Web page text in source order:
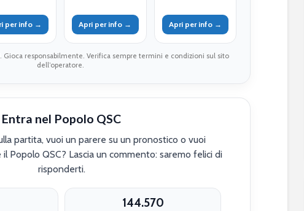
per info → Apri per info → Apri per info →
responsabilmente. Verifica sempre termini e condizioni sul sito
dell’operatore.
Entra nel Popolo QSC
partita, vuoi un parere su un pronostico o vuoi
Popolo QSC? Lascia un commento: saremo felici di
risponderti.
144.570